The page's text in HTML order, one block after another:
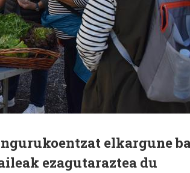
elkargune
ezagutaraztea du